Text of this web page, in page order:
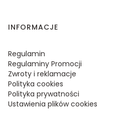
Linki w stopce
INFORMACJE
Regulamin
Regulaminy Promocji
Zwroty i reklamacje
Polityka cookies
Polityka prywatności
Ustawienia plików cookies